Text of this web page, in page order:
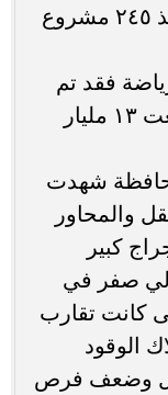
محطات الغاز الجديدة فقد تم تنفيذ ٢٤٥ مشروع
فقد تم
الانتهاء من ١٥٨ مشروع بتكلفة بلغت ١٣ مليار
شهدت
والمحاور
كبير
صفر في
كانت تقارب
الوقود
وضعف فرص